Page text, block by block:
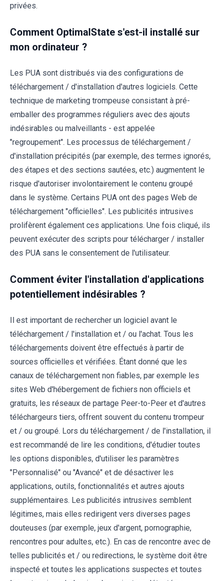
privées.
Comment OptimalState s'est-il installé sur
mon ordinateur ?
Les PUA sont distribués via des configurations de
téléchargement / d'installation d'autres logiciels. Cette
technique de marketing trompeuse consistant à pré-
emballer des programmes réguliers avec des ajouts
indésirables ou malveillants - est appelée
"regroupement". Les processus de téléchargement /
d'installation précipités (par exemple, des termes ignorés,
des étapes et des sections sautées, etc.) augmentent le
risque d'autoriser involontairement le contenu groupé
dans le système. Certains PUA ont des pages Web de
téléchargement "officielles". Les publicités intrusives
prolifèrent également ces applications. Une fois cliqué, ils
peuvent exécuter des scripts pour télécharger / installer
des PUA sans le consentement de l'utilisateur.
Comment éviter l'installation d'applications
potentiellement indésirables ?
Il est important de rechercher un logiciel avant le
téléchargement / l'installation et / ou l'achat. Tous les
téléchargements doivent être effectués à partir de
sources officielles et vérifiées. Étant donné que les
canaux de téléchargement non fiables, par exemple les
sites Web d'hébergement de fichiers non officiels et
gratuits, les réseaux de partage Peer-to-Peer et d'autres
téléchargeurs tiers, offrent souvent du contenu trompeur
et / ou groupé. Lors du téléchargement / de l'installation, il
est recommandé de lire les conditions, d'étudier toutes
les options disponibles, d'utiliser les paramètres
"Personnalisé" ou "Avancé" et de désactiver les
applications, outils, fonctionnalités et autres ajouts
supplémentaires. Les publicités intrusives semblent
légitimes, mais elles redirigent vers diverses pages
douteuses (par exemple, jeux d'argent, pornographie,
rencontres pour adultes, etc.). En cas de rencontre avec de
telles publicités et / ou redirections, le système doit être
inspecté et toutes les applications suspectes et toutes